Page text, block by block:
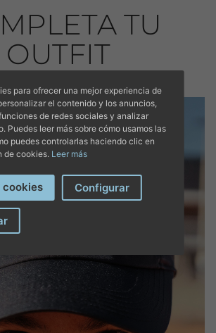
TU
OUTFIT
para ofrecer una mejor experiencia de
el contenido y los anuncios,
de redes sociales y analizar
Puedes leer más sobre cómo usamos las
puedes controlarlas haciendo clic en
de cookies. Leer más
Configurar